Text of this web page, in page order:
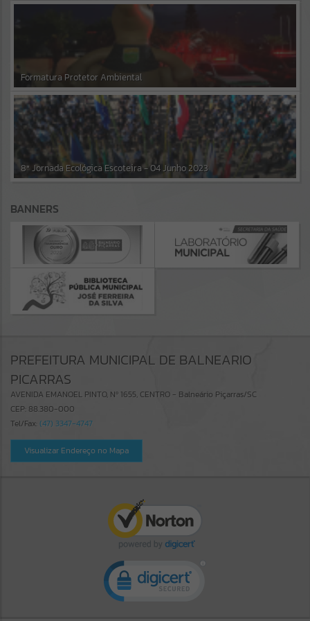
Formatura Protetor Ambiental
8ª Jornada Ecológica Escoteira - 04 Junho 2023
BANNERS
PREFEITURA MUNICIPAL DE BALNEARIO
PICARRAS
AVENIDA EMANOEL PINTO, Nº 1655, CENTRO - Balneário Piçarras/SC
CEP: 88.380-000
Tel/Fax: (47) 3347-4747
Visualizar Endereço no Mapa